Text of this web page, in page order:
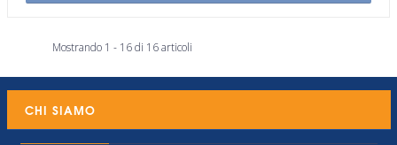
Mostrando 1 - 16 di 16 articoli
CHI SIAMO